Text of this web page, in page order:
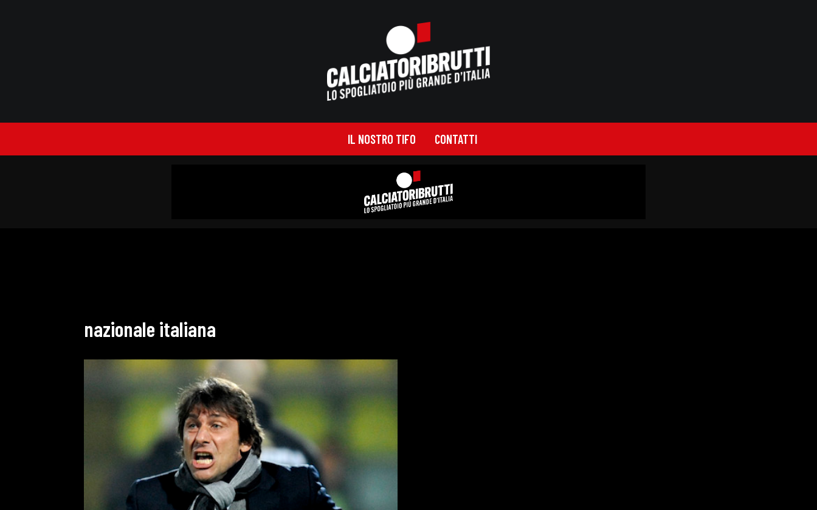
IL NOSTRO TIFO CONTATTI
nazionale italiana